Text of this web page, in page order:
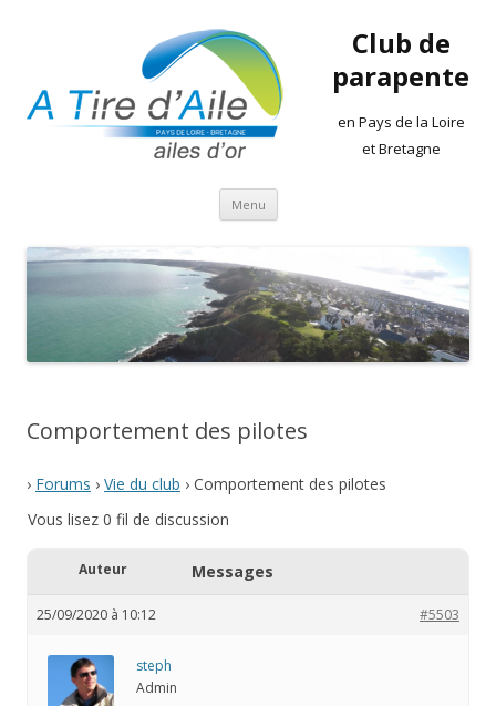
Club de
parapente
en Pays de la Loire
et Bretagne
Menu Aller
contenu
Comportement des pilotes
› Forums › Vie du club › Comportement des pilotes
Vous lisez 0 fil de discussion
Auteur Messages
25/09/2020 à 10:12 #5503
steph
Admin